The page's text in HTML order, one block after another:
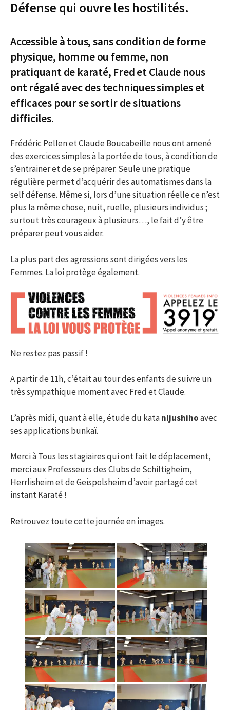
Défense qui ouvre les hostilités.
Accessible à tous, sans condition de forme
physique, homme ou femme, non
pratiquant de karaté, Fred et Claude nous
ont régalé avec des techniques simples et
efficaces pour se sortir de situations
difficiles.
Frédéric Pellen et Claude Boucabeille nous ont amené
des exercices simples à la portée de tous, à condition de
s’entrainer et de se préparer. Seule une pratique
régulière permet d’acquérir des automatismes dans la
self défense. Même si, lors d’une situation réelle ce n’est
plus la même chose, nuit, ruelle, plusieurs individus ;
surtout très courageux à plusieurs…, le fait d’y être
préparer peut vous aider.
La plus part des agressions sont dirigées vers les
Femmes. La loi protège également.
Ne restez pas passif !
A partir de 11h, c’était au tour des enfants de suivre un
très sympathique moment avec Fred et Claude.
L’après midi, quant à elle, étude du katanijushihoavec
ses applications bunkaï.
Merci à Tous les stagiaires qui ont fait le déplacement,
merci aux Professeurs des Clubs de Schiltigheim,
Herrlisheim et de Geispolsheim d’avoir partagé cet
instant Karaté !
Retrouvez toute cette journée en images.